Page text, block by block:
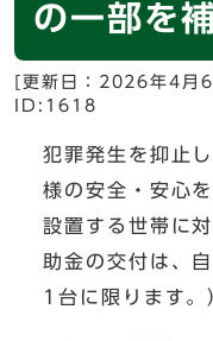
の一部を
[更新日： 2026年4月6
ID:1618
犯罪発生を抑止
様の安全・安心
設置する世帯に
助金の交付は、
1台に限ります。